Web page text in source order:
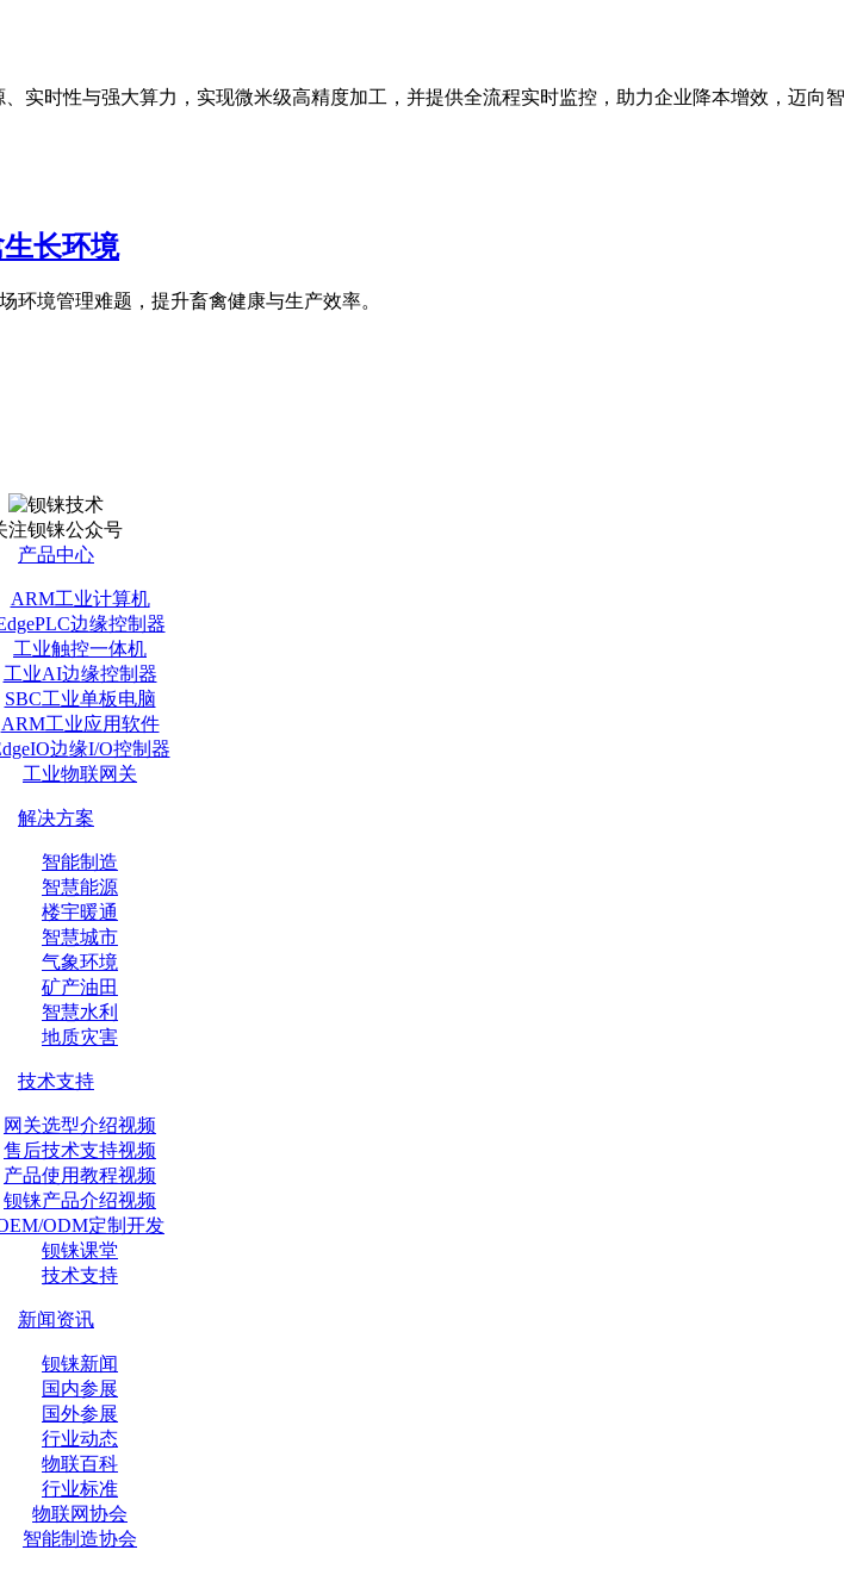
实时性与强大算力，实现微米级高精度加工，并提供全流程实时监控，助力企业降本增效，迈向智
长环境
环境管理难题，提升畜禽健康与生产效率。
注钡铼公众号
产品中心
ARM工业计算机
边缘控制器
工业触控一体机
工业AI边缘控制器
SBC工业单板电脑
ARM工业应用软件
边缘I/O控制器
工业物联网关
解决方案
智能制造
智慧能源
楼宇暖通
智慧城市
气象环境
矿产油田
智慧水利
地质灾害
技术支持
网关选型介绍视频
售后技术支持视频
产品使用教程视频
钡铼产品介绍视频
ODM定制开发
钡铼课堂
技术支持
新闻资讯
钡铼新闻
国内参展
国外参展
行业动态
物联百科
行业标准
物联网协会
智能制造协会